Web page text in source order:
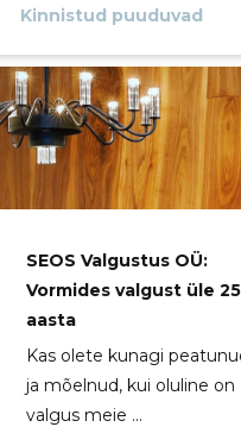
Kinnistud puuduvad
SEOS Valgustus OÜ:
Vormides valgust üle 25
aasta
Kas olete kunagi
ja mõelnud, kui oluline on
valgus meie ...